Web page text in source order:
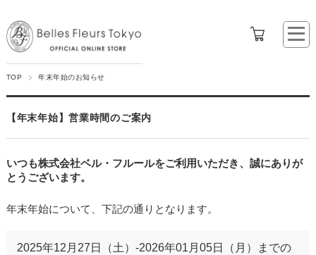
TOP 年末年始のお知らせ
【年末年始】営業時間のご案内
いつも株式会社ベル・フルールをご利用いただき、誠にありが
とうございます。
年末年始について、下記の通りとなります。
2025年12月27日（土）-2026年01月05日（月）までの